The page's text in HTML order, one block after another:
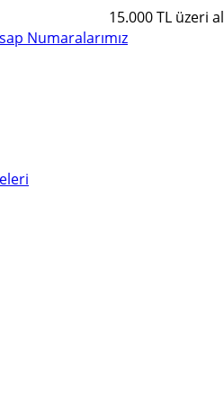
15.000 TL üzeri
Numaralarımız